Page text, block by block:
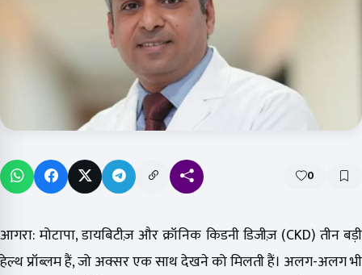
0
आगरा: मोटापा, डायबिटीज़ और क्रॉनिक किडनी डिजीज़ (CKD) तीन बड़ी
हेल्थ प्रॉब्लम हैं, जो अक्सर एक साथ देखने को मिलती हैं। अलग-अलग भी